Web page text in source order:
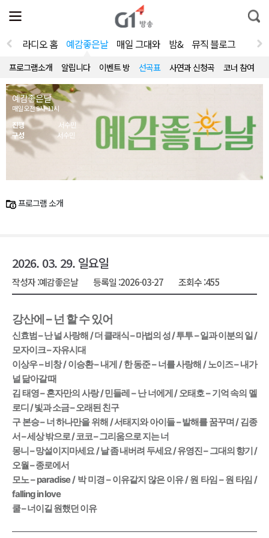
전
체
뉴
열
통
합
라디오 홈 예감좋은날 매일 그대와 밤& 뮤직 블로그
프로그램소개 알립니다 이벤트 방 선곡표 사연과 신청곡 코너 참여
예감좋은날
매일 오전 9시~11시
진행
서수민
구성
서수민
프로그램 소개
2026. 03. 29. 일요일
작성자 :예감좋은날 등록일 :2026-03-27 조회수 :455
강산에 – 넌 할 수 있어
신효범 – 난 널 사랑해 / 더 클래식 – 마법의 성 / 투투 – 일과 이분의 일 /
모자이크 – 자유시대
이상우 – 비창 / 이승환 – 내게 / 한 동준 – 너를 사랑해 / 노이즈 – 내가
널 닮아갈 때
김 태영 – 혼자만의 사랑 / 민들레 – 난 너에게 / 오태호 – 기억 속의 멜
로디 / 빛과 소금 – 오래된 친구
구 본승 – 너 하나만을 위해 / 서태지와 아이들 – 발해를 꿈꾸며 / 김종
서 – 세상 밖으로 / 코코 – 그리움으로 지는 너
몽니 – 망설이지마세요 / 날 좀 내버려 두세요 / 유영진 – 그대의 향기 /
오월 – 종로에서
모노 – paradise / 박 미경 – 이유같지 않은 이유 / 원 타임 – 원 타임 /
falling in love
쿨 – 너이길 원했던 이유